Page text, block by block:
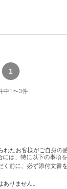
1
中1〜3件
たお客様がご自身
は、特に以下の事項
前に、必ず添付文書
りません。